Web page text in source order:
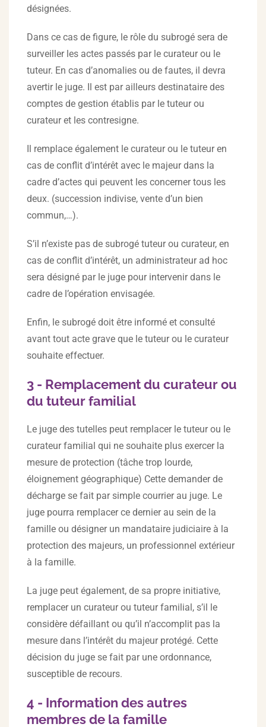
désignées.
Dans ce cas de figure, le rôle du subrogé sera de
surveiller les actes passés par le curateur ou le
tuteur. En cas d’anomalies ou de fautes, il devra
avertir le juge. Il est par ailleurs destinataire des
comptes de gestion établis par le tuteur ou
curateur et les contresigne.
Il remplace également le curateur ou le tuteur en
cas de conflit d’intérêt avec le majeur dans la
cadre d’actes qui peuvent les concerner tous les
deux. (succession indivise, vente d’un bien
commun,…).
S’il n’existe pas de subrogé tuteur ou curateur, en
cas de conflit d’intérêt, un administrateur ad hoc
sera désigné par le juge pour intervenir dans le
cadre de l’opération envisagée.
Enfin, le subrogé doit être informé et consulté
avant tout acte grave que le tuteur ou le curateur
souhaite effectuer.
3 - Remplacement du curateur ou
du tuteur familial
Le juge des tutelles peut remplacer le tuteur ou le
curateur familial qui ne souhaite plus exercer la
mesure de protection (tâche trop lourde,
éloignement géographique) Cette demander de
décharge se fait par simple courrier au juge. Le
juge pourra remplacer ce dernier au sein de la
famille ou désigner un mandataire judiciaire à la
protection des majeurs, un professionnel extérieur
à la famille.
La juge peut également, de sa propre initiative,
remplacer un curateur ou tuteur familial, s’il le
considère défaillant ou qu’il n’accomplit pas la
mesure dans l’intérêt du majeur protégé. Cette
décision du juge se fait par une ordonnance,
susceptible de recours.
4 - Information des autres
membres de la famille